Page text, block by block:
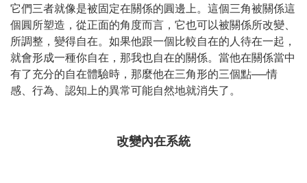
它們三者就像是被固定在關係的圓邊上。這個三角被關係這
個圓所塑造，從正面的角度而言，它也可以被關係所改變、
所調整，變得自在。如果他跟一個比較自在的人待在一起，
就會形成一種你自在，那我也自在的關係。當他在關係當中
有了充分的自在體驗時，那麼他在三角形的三個點──情
感、行為、認知上的異常可能自然地就消失了。
改變內在系統